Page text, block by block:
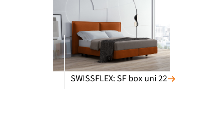
SWISSFLEX: SF box uni 22